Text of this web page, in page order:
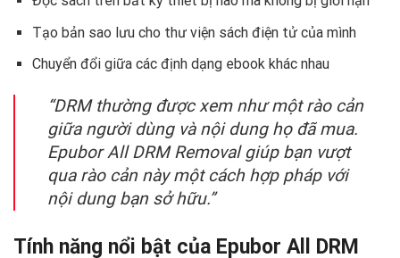
Tạo bản sao lưu cho thư viện sách điện tử của mình
Chuyển đổi giữa các định dạng ebook khác nhau
“DRM thường được xem như một rào cản
giữa người dùng và nội dung họ đã mua.
Epubor All DRM Removal giúp bạn vượt
qua rào cản này một cách hợp pháp với
nội dung bạn sở hữu.”
Tính năng nổi bật của Epubor All DRM